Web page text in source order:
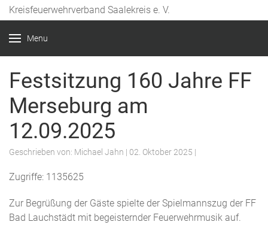
Kreisfeuerwehrverband Saalekreis e. V.
Menu
Festsitzung 160 Jahre FF
Merseburg am
12.09.2025
Geschrieben von: Michael Jahn | 02. Oktober 2025 |
Zugriffe: 1135625
Zur Begrüßung der Gäste spielte der Spielmannszug der FF
Bad Lauchstädt mit begeisternder Feuerwehrmusik auf.
Year Month